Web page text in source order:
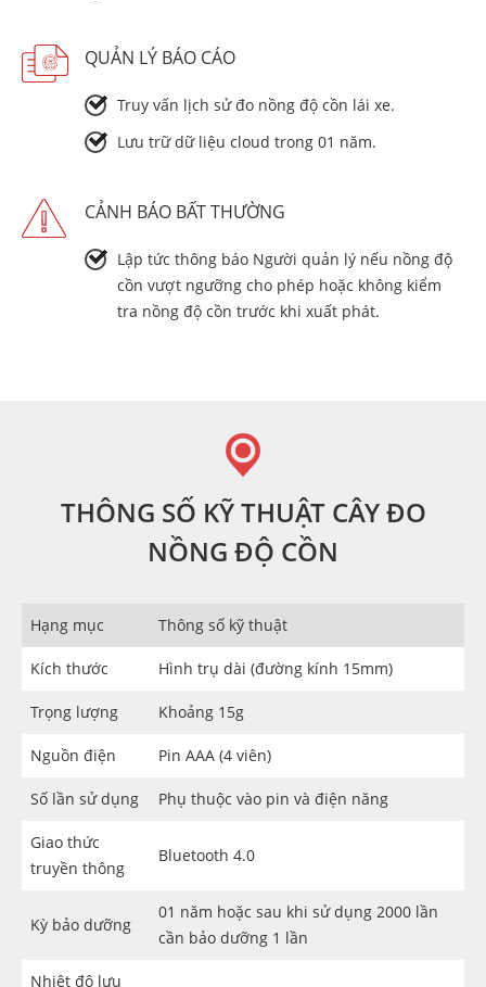
QUẢN LÝ BÁO CÁO
Truy vấn lịch sử đo nồng độ cồn lái xe.
Lưu trữ dữ liệu cloud trong 01 năm.
CẢNH BÁO BẤT THƯỜNG
Lập tức thông báo Người quản lý nếu nồng độ
cồn vượt ngưỡng cho phép hoặc không kiểm
tra nồng độ cồn trước khi xuất phát.
THÔNG SỐ KỸ THUẬT CÂY ĐO
NỒNG ĐỘ CỒN
Hạng mục Thông số kỹ thuật
Kích thước Hình trụ dài (đường kính 15mm)
Trọng lượng Khoảng 15g
Nguồn điện Pin AAA (4 viên)
Số lần sử dụng Phụ thuộc vào pin và điện năng
Giao thức
truyền thông
Bluetooth 4.0
Kỳ bảo dưỡng
01 năm hoặc sau khi sử dụng 2000 lần
cần bảo dưỡng 1 lần
Nhiệt độ lưu